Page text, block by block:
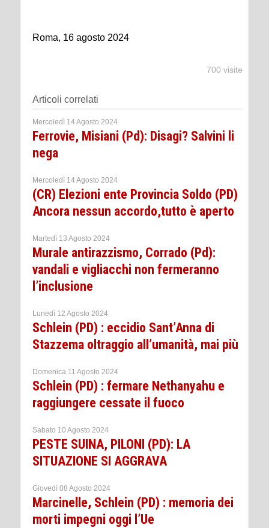
Roma, 16 agosto 2024
700 visite
Articoli correlati
Mercoledì 14 Agosto 2024
Ferrovie, Misiani (Pd): Disagi? Salvini li
nega
Mercoledì 14 Agosto 2024
(CR) Elezioni ente Provincia Soldo (PD)
Ancora nessun accordo,tutto è aperto
Martedì 13 Agosto 2024
Murale antirazzismo, Corrado (Pd):
vandali e vigliacchi non fermeranno
l’inclusione
Lunedì 12 Agosto 2024
Schlein (PD) : eccidio Sant’Anna di
Stazzema oltraggio all’umanità, mai più
Domenica 11 Agosto 2024
Schlein (PD) : fermare Nethanyahu e
raggiungere cessate il fuoco
Sabato 10 Agosto 2024
PESTE SUINA, PILONI (PD): LA
SITUAZIONE SI AGGRAVA
Giovedì 08 Agosto 2024
Marcinelle, Schlein (PD) : memoria dei
morti impegni oggi l’Ue